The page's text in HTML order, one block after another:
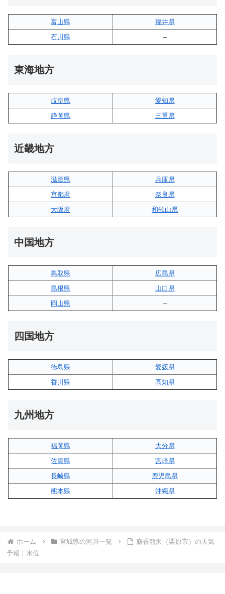
富山県
福井県
石川県
–
東海地方
岐阜県
愛知県
静岡県
三重県
近畿地方
滋賀県
兵庫県
京都府
奈良県
大阪府
和歌山県
中国地方
鳥取県
広島県
島根県
山口県
岡山県
–
四国地方
徳島県
愛媛県
香川県
高知県
九州地方
福岡県
大分県
佐賀県
宮崎県
長崎県
鹿児島県
熊本県
沖縄県
ホーム 宮城県の河川一覧
麝香熊沢（栗原市）の天気
予報｜水位